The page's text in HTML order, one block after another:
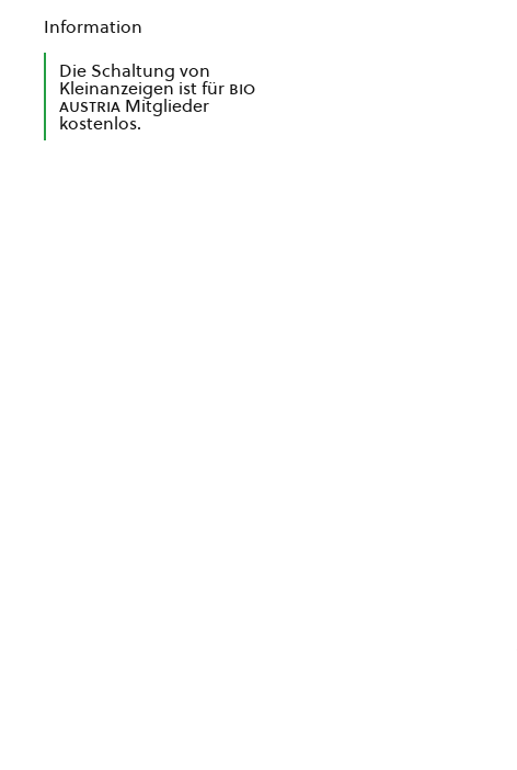
Information
Die Schaltung von
Kleinanzeigen ist für bio
austria Mitglieder
kostenlos.